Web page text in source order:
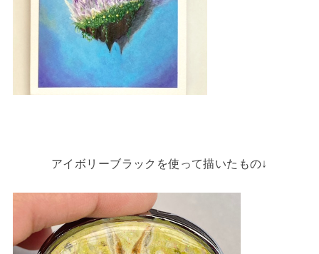
アイボリーブラックを使って描いたもの↓